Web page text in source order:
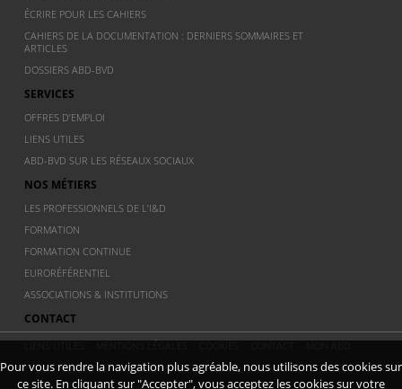
ÉCRIRE POUR LES CAHIERS
CAHIERS DE LA DOCUMENTATION : DERNIERS SOMMAIRES ET
ARTICLES
DOSSIERS ABD-BVD
SERVICES
OFFRES D’EMPLOI
LIENS UTILES
ABD-BVD SUR LES RÉSEAUX SOCIAUX
NOS MÉTIERS
LES PROFESSIONNELS DE L’I&D
FORMATION
FORMATION CONTINUE
EURORÉFÉRENTIEL
ASSOCIATIONS & INSTITUTIONS
CONTACT
© 2011 ABD BVD - Association Belge de documentation - Dernière
Pour vous rendre la navigation plus agréable, nous utilisons des cookies sur
ce site. En cliquant sur "Accepter", vous acceptez les cookies sur votre